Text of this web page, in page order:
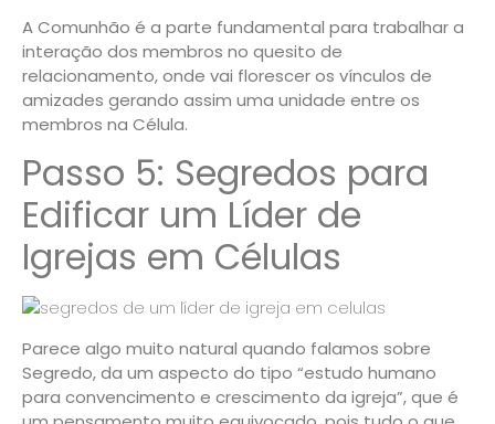
AComunhão é a parte fundamental para trabalhar a
interação dos membros no quesito de
relacionamento, onde vai florescer os vínculos de
amizades gerando assim uma unidade entre os
membros na Célula.
Passo 5: Segredos para
Edificar um Líder de
Igrejas em Células
Parece algo muito natural quando falamos sobre
Segredo,da um aspecto do tipo “estudo humano
para convencimento e crescimento da igreja”,que é